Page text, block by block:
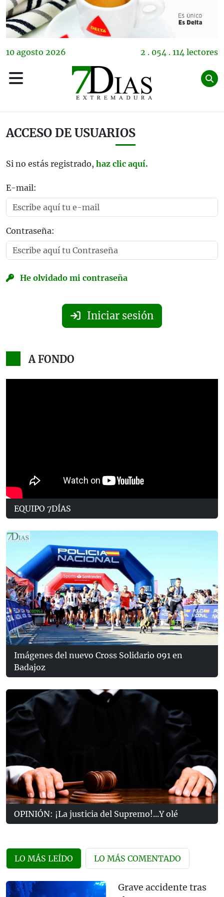
10 agosto 2026 2 . 054 . 114 lectores
ACCESO DE USUARIOS
Si no estás registrado, haz clic aquí.
E-mail:
Contraseña:
He olvidado mi contraseña
Iniciar sesión
A FONDO
EQUIPO 7DÍAS
Imágenes del nuevo Cross Solidario 091 en
Badajoz
OPINIÓN: ¡La justicia del Supremo!...Y olé
LO MÁS LEÍDO LO MÁS COMENTADO
Grave accidente tras